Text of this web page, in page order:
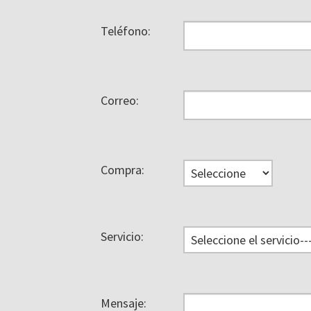
Teléfono:
Correo:
Compra:
Servicio:
Mensaje: